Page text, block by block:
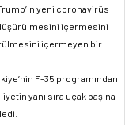
yeni coronavirüs
içermesini
içermeyen bir
F-35 programından
yanı sıra uçak başına